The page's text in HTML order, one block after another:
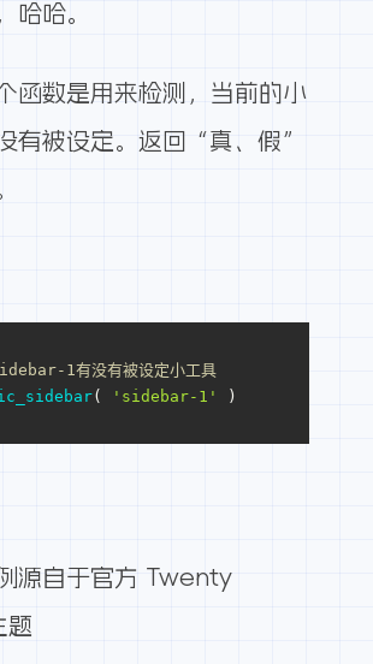
哈哈。
函数是用来检测，当前的小
有被设定。返回“真、假”
1有没有被设定小工具
( 'sidebar-1'
)
源自于官方 Twenty
题